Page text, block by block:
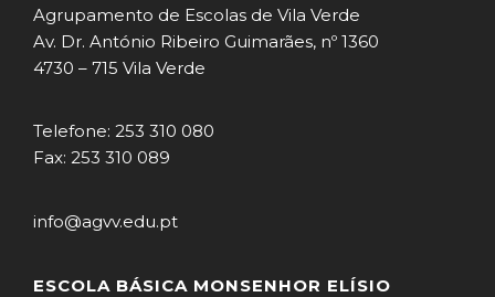
Agrupamento de Escolas de Vila Verde
Av. Dr. António Ribeiro Guimarães, nº 1360
4730 – 715 Vila Verde
Telefone: 253 310 080
Fax: 253 310 089
info@agvv.edu.pt
ESCOLA BÁSICA MONSENHOR ELÍSIO